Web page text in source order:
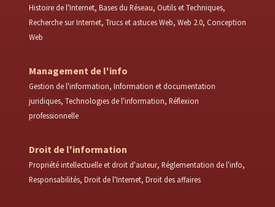
Histoire de l'Internet Bases du Réseau Outils et Techniques
Recherche sur Internet Trucs et astuces Web Web 2.0 Conception
Web
Management de l'info
Gestion de l'information Information et documentation
juridiques Technologies de l'information Réflexion
professionnelle
Droit de l'information
Propriété intellectuelle et droit d'auteur Réglementation de l'info
Responsabilités Droit de l'Internet Droit des affaires